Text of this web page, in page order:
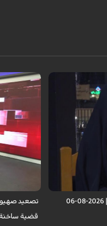
تصعيد
قضية ساخنة | 2026-08-